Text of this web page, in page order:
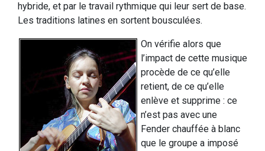
hybride, et par le travail rythmique qui leur sert de base.
Les traditions latines en sortent bousculées.
On vérifie alors que
l’impact de cette musique
procède de ce qu’elle
retient, de ce qu’elle
enlève et supprime : ce
n’est pas avec une
Fender chauffée à blanc
que le groupe a imposé